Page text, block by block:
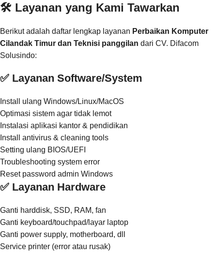
🛠️ Layanan yang Kami Tawarkan
Berikut adalah daftar lengkap layanan Perbaikan Komputer
Cilandak Timur dan Teknisi panggilan dari CV. Difacom
Solusindo:
✅ Layanan Software/System
Install ulang Windows/Linux/MacOS
Optimasi sistem agar tidak lemot
Instalasi aplikasi kantor & pendidikan
Install antivirus & cleaning tools
Setting ulang BIOS/UEFI
Troubleshooting system error
Reset password admin Windows
✅ Layanan Hardware
Ganti harddisk, SSD, RAM, fan
Ganti keyboard/touchpad/layar laptop
Ganti power supply, motherboard, dll
Service printer (error atau rusak)